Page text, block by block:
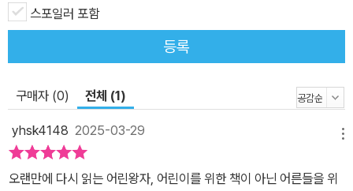
다 새로운 의미를 발견하게 한다. 책을 덮고 나면, "나는 지금 어떻게
살고 있는가?" 라는 질문이 남는다. 어린 왕자는 떠났을까, 아니면 돌
아갔을까? 그 답을 찾기 위해, 다시 《어린 왕자》를 펼쳐볼 시간이다.
스포일러 포함
등록
구매자 (0) 전체 (1)
yhsk4148 2025-03-29
오랜만에 다시 읽는 어린왕자, 어린이를 위한 책이 아닌 어른들을 위